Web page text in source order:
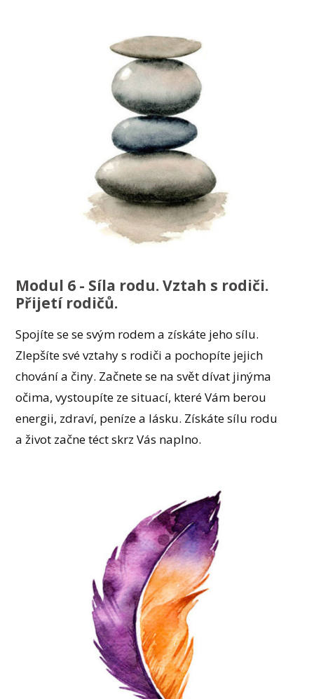
Modul 6 - Síla rodu. Vztah s rodiči.
Přijetí rodičů.
Spojíte se se svým rodem a získáte jeho sílu.
Zlepšíte své vztahy s rodiči a pochopíte jejich
chování a činy. Začnete se na svět dívat jinýma
očima, vystoupíte ze situací, které Vám berou
energii, zdraví, peníze a lásku. Získáte sílu rodu
a život začne téct skrz Vás naplno.